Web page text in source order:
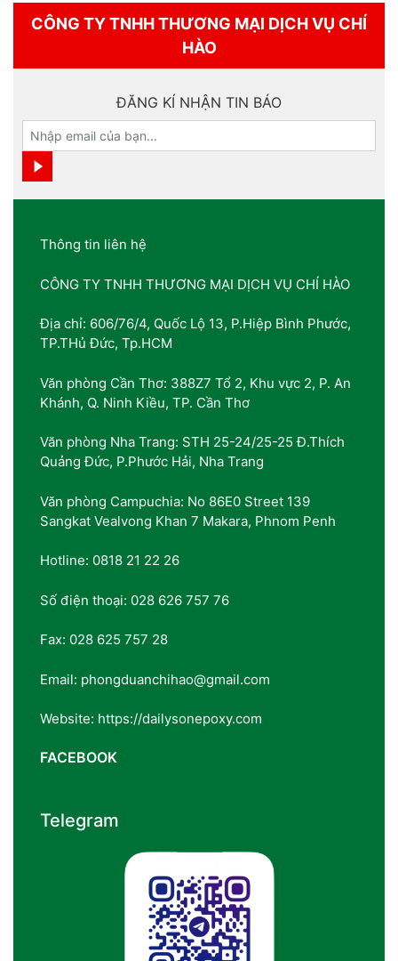
CÔNG TY TNHH THƯƠNG MẠI DỊCH VỤ CHÍ
HÀO
ĐĂNG KÍ NHẬN TIN BÁO
Thông tin liên hệ
CÔNG TY TNHH THƯƠNG MẠI DỊCH VỤ CHÍ HÀO
Địa chỉ: 606/76/4, Quốc Lộ 13, P.Hiệp Bình Phước,
TP.THủ Đức, Tp.HCM
Văn phòng Cần Thơ: 388Z7 Tổ 2, Khu vực 2, P. An
Khánh, Q. Ninh Kiều, TP. Cần Thơ
Văn phòng Nha Trang: STH 25-24/25-25 Đ.Thích
Quảng Đức, P.Phước Hải, Nha Trang
Văn phòng Campuchia: No 86E0 Street 139
Sangkat Vealvong Khan 7 Makara, Phnom Penh
Hotline: 0818 21 22 26
Số điện thoại: 028 626 757 76
Fax: 028 625 757 28
Email: phongduanchihao@gmail.com
Website: https://dailysonepoxy.com
FACEBOOK
Telegram